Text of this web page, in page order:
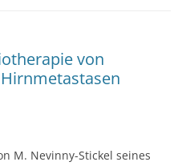
von
M. Nevinny-Stickel seines